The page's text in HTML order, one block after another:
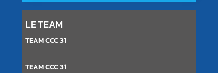
LE TEAM
TEAM CCC 31
TEAM CCC 31